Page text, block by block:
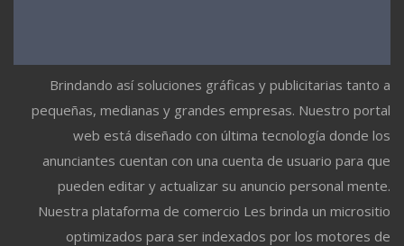
Brindando así soluciones gráficas y publicitarias tanto a
pequeñas, medianas y grandes empresas. Nuestro portal
web está diseñado con última tecnología donde los
anunciantes cuentan con una cuenta de usuario para que
pueden editar y actualizar su anuncio personal mente.
Nuestra plataforma de comercio Les brinda un micrositio
optimizados para ser indexados por los motores de